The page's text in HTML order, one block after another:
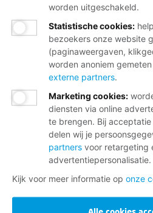
worden uitgeschakeld.
Statistische cookies:
bezoekers onze website
(paginaweergaven,
worden anoniem
externe partners.
Marketing cookies:
diensten via online
te brengen. Bij
delen wij je
partners voor retargeting
advertentiepersonalisatie.
Kijk voor meer informatie op onze